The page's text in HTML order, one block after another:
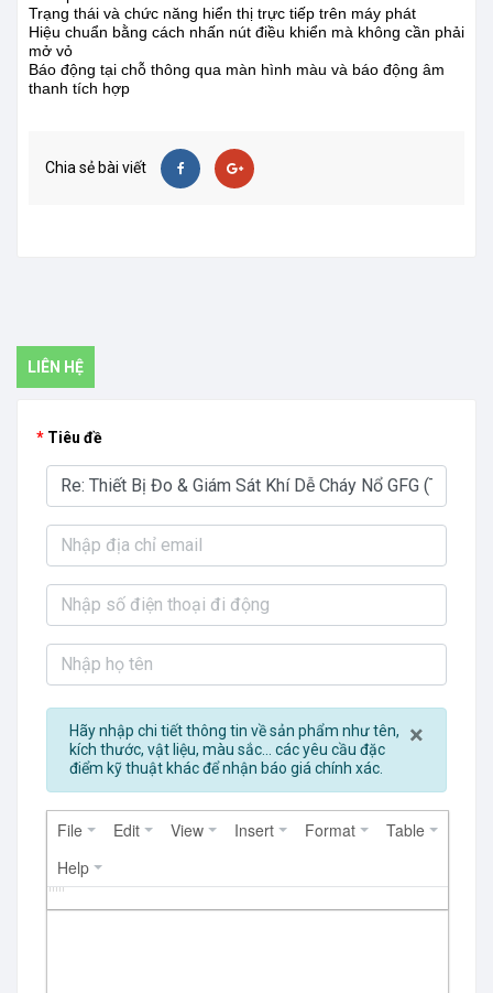
Trạng thái và chức năng hiển thị trực tiếp trên máy phát
Hiệu chuẩn bằng cách nhấn nút điều khiển mà không cần phải
mở vỏ
Báo động tại chỗ thông qua màn hình màu và báo động âm
thanh tích hợp
Chia sẻ bài viết
LIÊN HỆ
Tiêu đề
×
Hãy nhập chi tiết thông tin về sản phẩm như tên,
kích thước, vật liệu, màu sắc... các yêu cầu đặc
điểm kỹ thuật khác để nhận báo giá chính xác.
File Edit View Insert Format
Table
Help